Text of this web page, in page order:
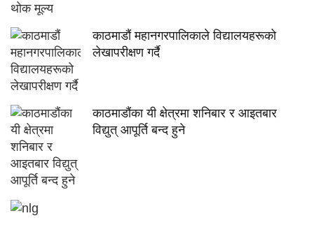
काठमाडौं महानगरपालिकाले विद्यालयहरूको
लेखापरीक्षण गर्दै
काठमाडौंका यी क्षेत्रमा शनिबार र आइतबार
विद्युत् आपूर्ति बन्द हुने